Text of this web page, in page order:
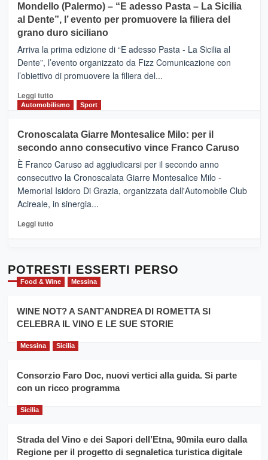
e
messaggi
di
CASTIGLIONE
DI
SICILIA
(Ct)
–
Il
Borgo
Gusto,
il
tra
sapori
vicoli
medievali
Mondello (Palermo) – “E adesso Pasta – La Sicilia
al Dente”, l’ evento per promuovere la filiera del
grano duro siciliano
Arriva la prima edizione di “E adesso Pasta - La Sicilia al
Dente”, l’evento organizzato da Fizz Comunicazione con
l’obiettivo di promuovere la filiera del...
Leggi tuttoLeggi
di
Mondello
(Palermo)
–
“E
adesso
Pasta
–
Sicilia
l’
evento
per
la
filiera
grano
Automobilismo Sport
Cronoscalata Giarre Montesalice Milo: per il
secondo anno consecutivo vince Franco Caruso
È Franco Caruso ad aggiudicarsi per il secondo anno
consecutivo la Cronoscalata Giarre Montesalice Milo -
Memorial Isidoro Di Grazia, organizzata dall'Automobile Club
Acireale, in sinergia...
Leggi tuttoLeggi
Cronoscalata
Giarre
Montesalice
per
il
anno
Franco
Caruso
POTRESTI ESSERTI PERSO
Food & Wine Messina
WINE NOT? A SANT’ANDREA DI ROMETTA SI
CELEBRA IL VINO E LE SUE STORIE
Messina Sicilia
Consorzio Faro Doc, nuovi vertici alla guida. Si parte
con un ricco programma
Sicilia
Strada del Vino e dei Sapori dell’Etna, 90mila euro dalla
Regione per il progetto di segnaletica turistica digitale